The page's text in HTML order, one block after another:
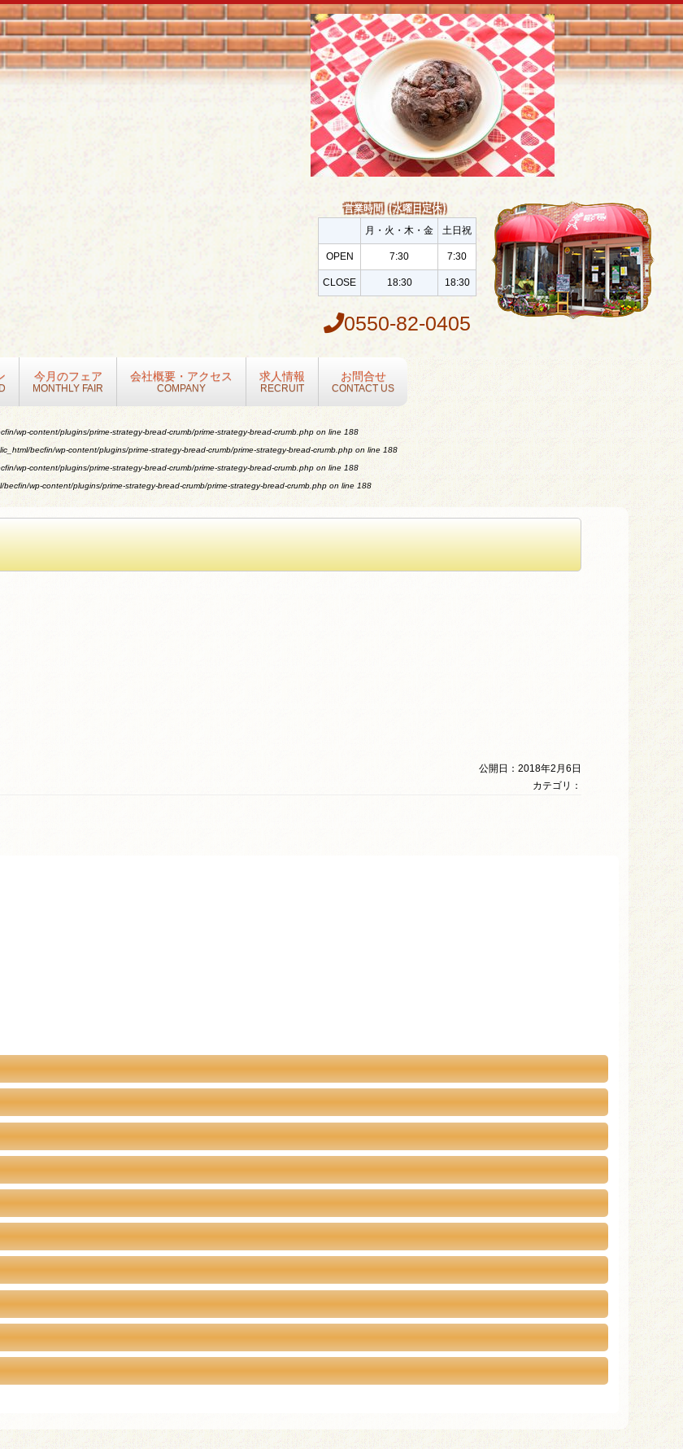
営業時間（水曜日定休）
月・火・木・金 土日祝
OPEN 7:30 7:30
CLOSE 18:30 18:30
0550-82-0405
今月のフェア
MONTHLY FAIR
会社概要・アクセス
COMPANY
求人情報
RECRUIT
お問合せ
CONTACT US
wp-content/plugins/prime-strategy-bread-crumb/prime-strategy-bread-crumb.php on line 188
becfin/wp-content/plugins/prime-strategy-bread-crumb/prime-strategy-bread-crumb.php on line 188
wp-content/plugins/prime-strategy-bread-crumb/prime-strategy-bread-crumb.php on line 188
wp-content/plugins/prime-strategy-bread-crumb/prime-strategy-bread-crumb.php on line 188
公開日：2018年2月6日
カテゴリ：